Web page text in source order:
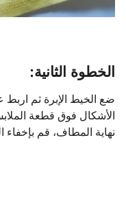
الخطوة الثانية:
ضع الخيط الإبرة ثم اربط
الأشكال فوق قطعة
نهاية المطاف، قم